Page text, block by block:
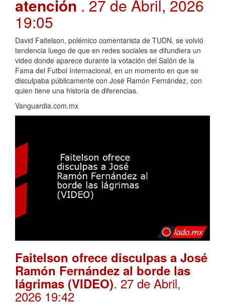
atención . 27 de Abril, 2026
19:05
David Faitelson, polémico comentarista de TUDN, se volvió
tendencia luego de que en redes sociales se difundiera un
video donde aparece durante la votación del Salón de la
Fama del Futbol Internacional, en un momento en que se
disculpaba públicamente con José Ramón Fernández, con
quien tiene una historia de diferencias.
Vanguardia.com.mx
Faitelson ofrece disculpas a José
Ramón Fernández al borde las
lágrimas (VIDEO). 27 de Abril,
2026 19:42